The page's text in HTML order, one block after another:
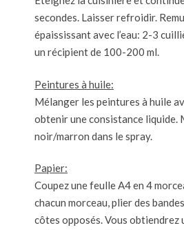
secondes. Laisser refroidir.
épaississant avec l’eau: 2-3
un récipient de 100-200 ml.
Peintures à huile:
Mélanger les peintures à huile
obtenir une consistance liquide.
noir/marron dans le spray.
Papier:
Coupez une feulle A4 en 4
chacun morceau, plier des
côtes opposés. Vous obtiendrez